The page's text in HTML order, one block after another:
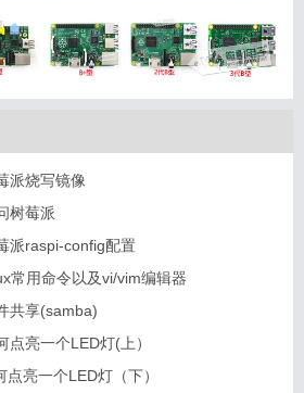
派烧写镜像
树莓派
派raspi-config配置
常用命令以及vi/vim编辑器
共享(samba)
亮一个LED灯(上）
亮一个LED灯（下）